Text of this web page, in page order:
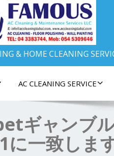
& HOME CLEANING
AC CLEANING SERVICE
ギャンブ
に一致しま